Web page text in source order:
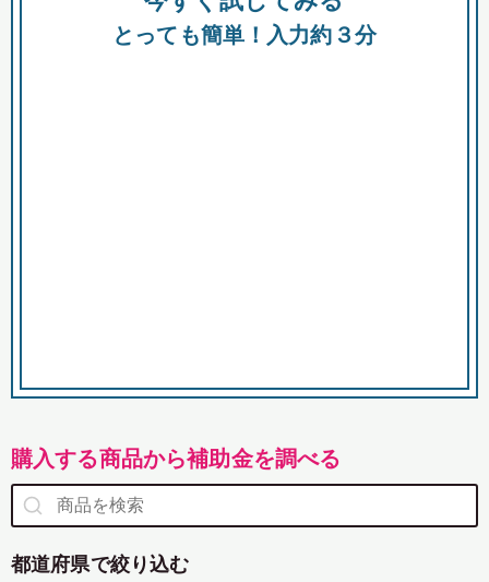
とっても簡単！入力約３分
購入する商品から補助金を調べる
都道府県で絞り込む